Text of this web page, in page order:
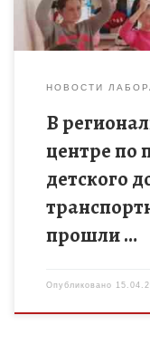
НОВОСТИ
В
центре по
детского
прошли …
Опубликовано